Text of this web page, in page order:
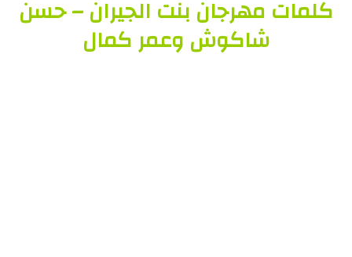
كلمات مهرجان بنت الجيران – حسن
شاكوش وعمر كمال